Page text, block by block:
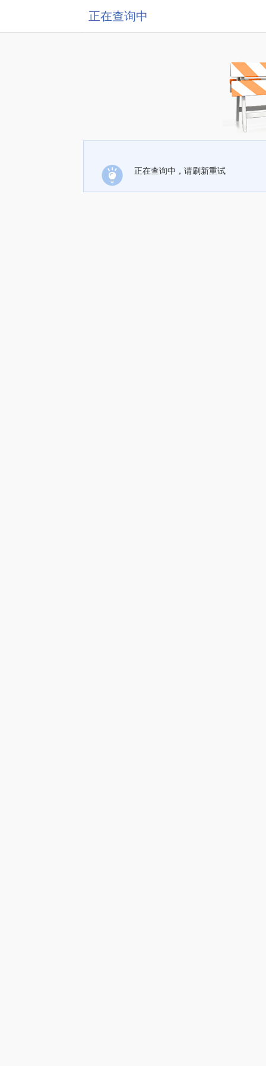
正在查询中
正在查询中，请刷新重试